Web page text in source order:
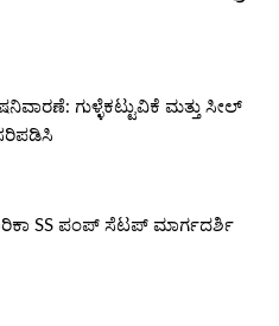
ಗುಳ್ಳೆಕಟ್ಟುವಿಕೆ ಮತ್ತು ಸೀಲ್
SS ಪಂಪ್ ಸೆಟಪ್ ಮಾರ್ಗದರ್ಶಿ